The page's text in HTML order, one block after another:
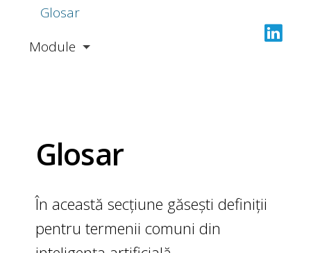
Glosar
Module
Glosar
În această secțiune găsești definiții
pentru termenii comuni din